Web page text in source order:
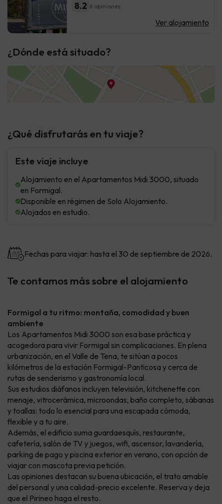
8.2 6 opiniones
Ver alojamiento
¿Dónde está situado?
¿Qué disfrutarás en tu viaje?
Este viaje incluye
Alojamiento en el Apartamentos Midi 3000, situado
en Formigal.
Disponible en régimen de Solo Alojamiento.
Alojados en estudio.
Fechas para viajar: hasta el 30 de septiembre de 2026.
Te contamos más sobre el alojamiento
Formigal a tu ritmo: montaña, comodidad y buen
ambiente
Los Apartamentos Midi 3000 son esa base práctica y
acogedora para vivir Formigal sin complicaciones. En plena
urbanización, en el Valle de Tena, te sitúan a pocos
kilómetros de la estación Formigal-Panticosa y cerca de
rutas de senderismo y gastronomía local.
Sus estudios diáfanos incluyen televisión, kitchenette con
menaje, vitrocerámica, microondas, baño completo, sábanas
y toallas: todo lo esencial para una escapada cómoda,
flexible y a tu aire.
Además, el edificio suma guardaesquís, restaurante,
cafetería, salón de TV y juegos, wifi, ascensor, lavandería,
parking de pago y piscina exterior en verano, con opción de
viajar con mascota previa petición.
Las opiniones destacan su buena ubicación, el trato amable
del personal y una calidad-precio excelente. Reserva y deja
que el Pirineo haga el resto.